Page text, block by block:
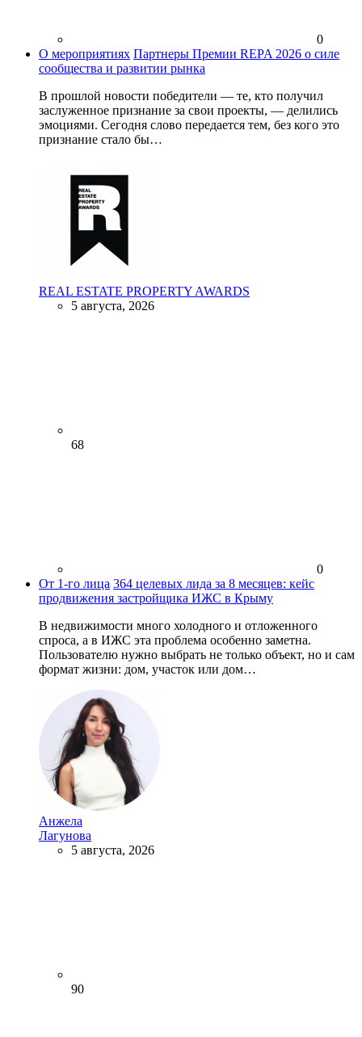
0
О мероприятиях Партнеры Премии REPA 2026 о силе
сообщества и развитии рынка
В прошлой новости победители — те, кто получил
заслуженное признание за свои проекты, — делились
эмоциями. Сегодня слово передается тем, без кого это
признание стало бы…
REAL ESTATE PROPERTY AWARDS
5 августа, 2026
68
0
От 1-го лица 364 целевых лида за 8 месяцев: кейс
продвижения застройщика ИЖС в Крыму
В недвижимости много холодного и отложенного
спроса, а в ИЖС эта проблема особенно заметна.
Пользователю нужно выбрать не только объект, но и сам
формат жизни: дом, участок или дом…
Анжела
Лагунова
5 августа, 2026
90